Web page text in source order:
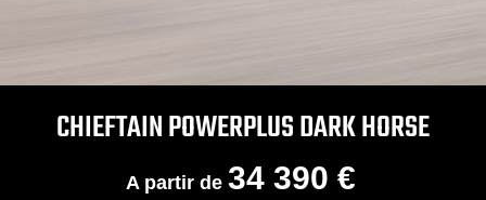
CHIEFTAIN POWERPLUS DARK HORSE
A partir de 34 390 €